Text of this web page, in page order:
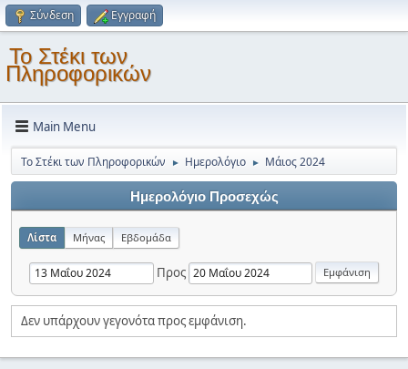
Σύνδεση Εγγραφή
Το Στέκι των
Πληροφορικών
Main Menu
Το Στέκι των Πληροφορικών ► Ημερολόγιο ► Μάιος 2024
Ημερολόγιο Προσεχώς
Λίστα Μήνας Εβδομάδα
Προς
Δεν υπάρχουν γεγονότα προς εμφάνιση.